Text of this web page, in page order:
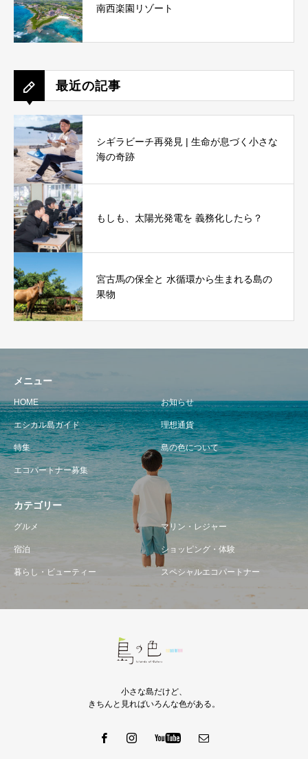
南西楽園リゾート
最近の記事
シギラビーチ再発見 | 生命が息づく小さな
海の奇跡
もしも、太陽光発電を 義務化したら？
宮古馬の保全と 水循環から生まれる島の
果物
メニュー
HOME お知らせ
エシカル島ガイド 理想通貨
特集 島の色について
エコパートナー募集
カテゴリー
グルメ マリン・レジャー
宿泊 ショッピング・体験
暮らし・ビューティー スペシャルエコパートナー
小さな島だけど、
きちんと見ればいろんな色がある。